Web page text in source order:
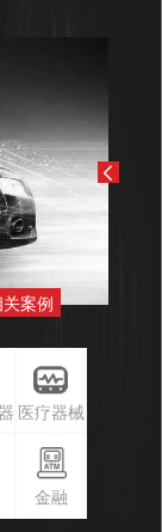
案例
医疗器械
金融